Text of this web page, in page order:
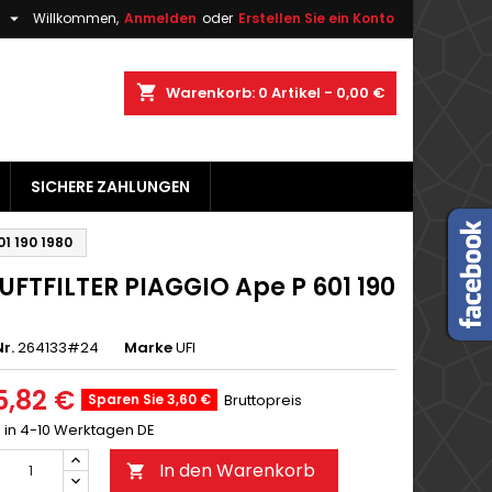
Willkommen, Anmelden oder Erstellen Sie ein Konto

shopping_cart Warenkorb: 0 Artikel - 0,00 €
SICHERE ZAHLUNGEN
190 1980
PIAGGIO Ape P 601 190
264133#24 MarkeUFI
€ Sparen Sie 3,60 €
Bruttopreis
4-10 Werktagen DE
 In den Warenkorb